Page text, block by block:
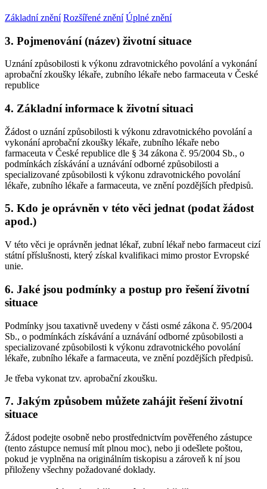
Základní znění Rozšířené znění Úplné znění
3. Pojmenování (název) životní situace
Uznání způsobilosti k výkonu zdravotnického povolání a vykonání
aprobační zkoušky lékaře, zubního lékaře nebo farmaceuta v České
republice
4. Základní informace k životní situaci
Žádost o uznání způsobilosti k výkonu zdravotnického povolání a
vykonání aprobační zkoušky lékaře, zubního lékaře nebo
farmaceuta v České republice dle § 34 zákona č. 95/2004 Sb., o
podmínkách získávání a uznávání odborné způsobilosti a
specializované způsobilosti k výkonu zdravotnického povolání
lékaře, zubního lékaře a farmaceuta, ve znění pozdějších předpisů.
5. Kdo je oprávněn v této věci jednat (podat žádost
apod.)
V této věci je oprávněn jednat lékař, zubní lékař nebo farmaceut cizí
státní příslušnosti, který získal kvalifikaci mimo prostor Evropské
unie.
6. Jaké jsou podmínky a postup pro řešení životní
situace
Podmínky jsou taxativně uvedeny v části osmé zákona č. 95/2004
Sb., o podmínkách získávání a uznávání odborné způsobilosti a
specializované způsobilosti k výkonu zdravotnického povolání
lékaře, zubního lékaře a farmaceuta, ve znění pozdějších předpisů.
Je třeba vykonat tzv. aprobační zkoušku.
7. Jakým způsobem můžete zahájit řešení životní
situace
Žádost podejte osobně nebo prostřednictvím pověřeného zástupce
(tento zástupce nemusí mít plnou moc), nebo ji odešlete poštou,
pokud je vyplněna na originálním tiskopisu a zároveň k ní jsou
přiloženy všechny požadované doklady.